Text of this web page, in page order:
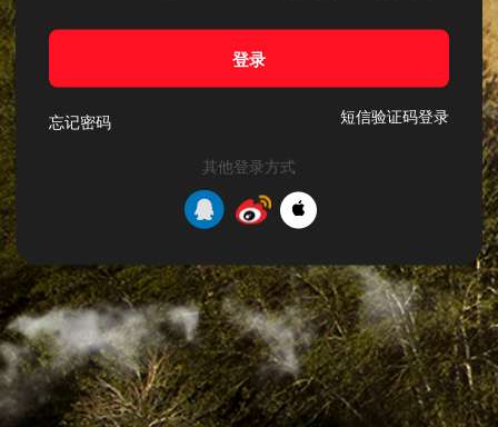
登录
忘记密码 短信验证码登录
其他登录方式